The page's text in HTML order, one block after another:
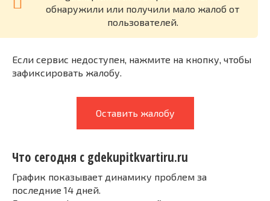
обнаружили или получили мало жалоб от
пользователей.
Если сервис недоступен, нажмите на кнопку, чтобы
зафиксировать жалобу.
Оставить жалобу
Что сегодня с gdekupitkvartiru.ru
График показывает динамику проблем за
последние 14 дней.